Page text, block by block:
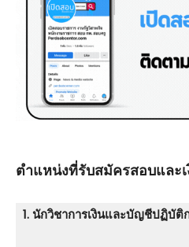
ตําแหน่งที่รับสมัครสอบและ
1. นักวิชาการเงินและบัญชีปฏิบัติ